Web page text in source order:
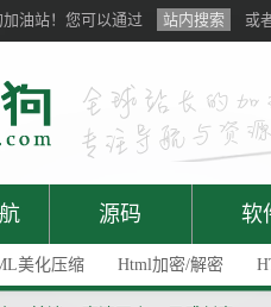
油站！您可以通过 站内搜索 或
源码 软
美化压缩 Html加密/解密